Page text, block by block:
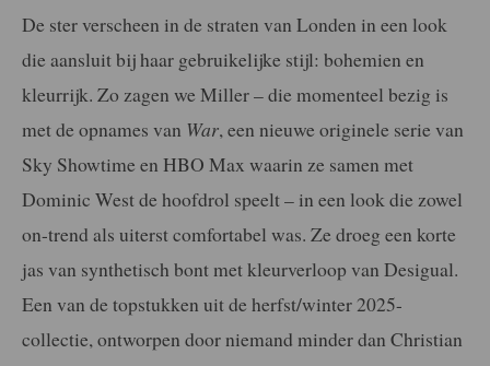
De ster verscheen in de straten van Londen in een look
die aansluit bij haar gebruikelijke stijl: bohemien en
kleurrijk. Zo zagen we Miller – die momenteel bezig is
met de opnames van War, een nieuwe originele serie van
Sky Showtime en HBO Max waarin ze samen met
Dominic West de hoofdrol speelt – in een look die zowel
on-trend als uiterst comfortabel was. Ze droeg een korte
jas van synthetisch bont met kleurverloop van Desigual.
Een van de topstukken uit de herfst/winter 2025-
collectie, ontworpen door niemand minder dan Christian